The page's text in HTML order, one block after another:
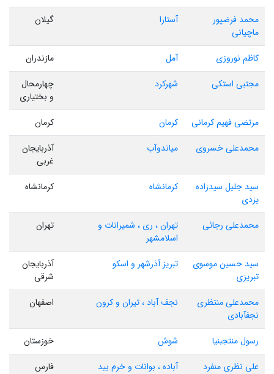
محمد فرضپور
ماچیانی
آستارا گیلان
کاظم نوروزی آمل
مازندران
مجتبی استکی
شهرکرد
چهارمحال
و بختیاری
مرتضی فهیم کرمانی
کرمان
کرمان
محمدعلی خسروی
میاندوآب
آذربایجان
غربی
سید جلیل سیدزاده
یزدی
کرمانشاه کرمانشاه
محمدعلی رجائی
تهران ، ری ، شمیرانات و
اسلامشهر
تهران
سید حسین موسوی
تبریزی
تبریز آذرشهر و اسکو
آذربایجان
شرقی
محمدعلی منتظری
نجفآبادی
نجف آباد ، تیران و کرون اصفهان
رسول منتجبنیا شوش
خوزستان
علی نظری منفرد
آباده ، بوانات و خرم بید
فارس